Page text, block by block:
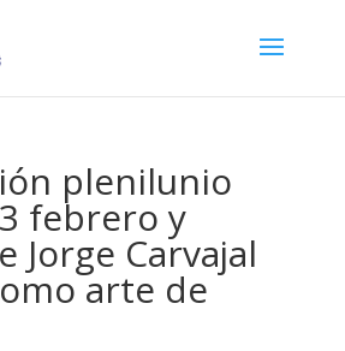
plenilunio
febrero y
Jorge Carvajal
arte de